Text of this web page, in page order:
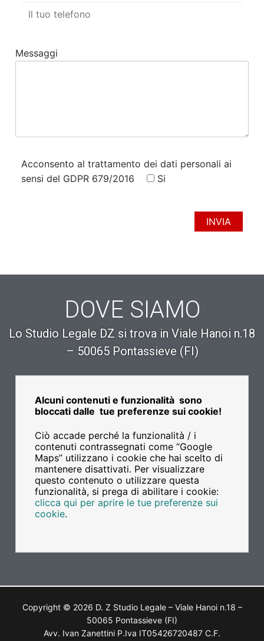
Messaggi
Acconsento al trattamento dei dati personali ai
sensi del GDPR 679/2016
Si
DOVE SIAMO
Lo Studio Legale DZ si trova in Viale Hanoi n.18
– 50065 Pontassieve (FI)
Alcuni contenuti e funzionalità sono
bloccati dalle tue preferenze sui cookie!
Ciò accade perché la funzionalità / i
contenuti contrassegnati come “Google
Maps” utilizzano i cookie che hai scelto di
mantenere disattivati. Per visualizzare
questo contenuto o utilizzare questa
funzionalità, si prega di abilitare i cookie:
clicca qui per aprire le tue preferenze sui
cookie.
Copyright © 2026 D. Z Studio Legale – Viale Hanoi n.18 –
50065 Pontassieve (FI)
Avv. Ivan Zanettini P.Iva IT05426720487 C.F.